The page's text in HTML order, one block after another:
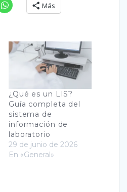
Más
¿Qué es un LIS?
Guía completa del
sistema de
información de
laboratorio
29 de junio de 2026
En «General»